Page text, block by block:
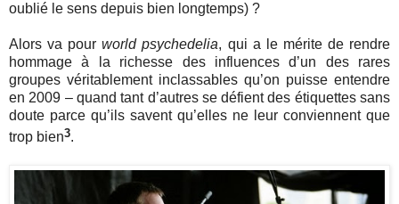
oublié le sens depuis bien longtemps) ?
Alors va pourworld psychedelia, qui a le mérite de rendre
hommage à la richesse des influences d’un des rares
groupes véritablement inclassables qu’on puisse entendre
en 2009 – quand tant d’autres se défient des étiquettes sans
doute parce qu’ils savent qu’elles ne leur conviennent que
trop bien3.